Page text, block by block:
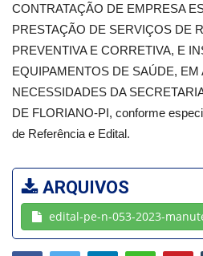
Notícias
Vídeos
Webmail
Contato
CONTRATAÇÃO DE EMPRESA
PRESTAÇÃO DE SERVIÇOS DE
PREVENTIVA E CORRETIVA, E
EQUIPAMENTOS DE SAÚDE, EM
NECESSIDADES DA
DE FLORIANO-PI, conforme
de Referência e Edital.
ARQUIVOS
edital-pe-n-053-2023-